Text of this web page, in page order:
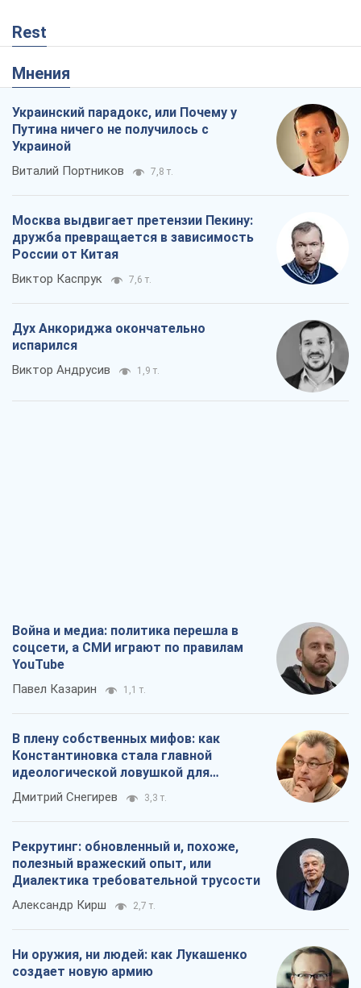
Rest
Мнения
Украинский парадокс, или Почему у
Путина ничего не получилось с
Украиной
Виталий Портников 7,8 т.
Москва выдвигает претензии Пекину:
дружба превращается в зависимость
России от Китая
Виктор Каспрук 7,6 т.
Дух Анкориджа окончательно
испарился
Виктор Андрусив 1,9 т.
Война и медиа: политика перешла в
соцсети, а СМИ играют по правилам
YouTube
Павел Казарин 1,1 т.
В плену собственных мифов: как
Константиновка стала главной
идеологической ловушкой для
российских оккупантов
Дмитрий Снегирев 3,3 т.
Рекрутинг: обновленный и, похоже,
полезный вражеский опыт, или
Диалектика требовательной трусости
Александр Кирш 2,7 т.
Ни оружия, ни людей: как Лукашенко
создает новую армию